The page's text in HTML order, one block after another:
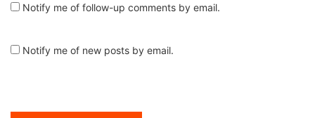
Notify me of follow-up comments by email.
Notify me of new posts by email.